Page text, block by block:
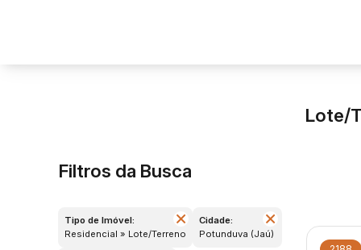
Lote/
Filtros da Busca
Tipo de Imóvel:
Residencial » Lote/Terreno
Cidade:
Potunduva (Jaú)